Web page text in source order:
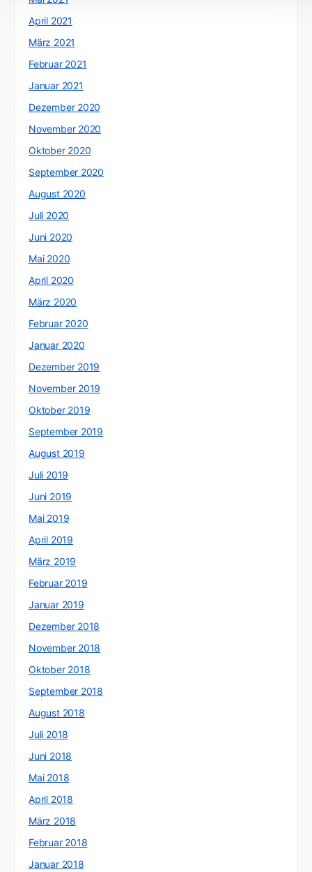
April 2021
März 2021
Februar 2021
Januar 2021
Dezember 2020
November 2020
Oktober 2020
September 2020
August 2020
Juli 2020
Juni 2020
Mai 2020
April 2020
März 2020
Februar 2020
Januar 2020
Dezember 2019
November 2019
Oktober 2019
September 2019
August 2019
Juli 2019
Juni 2019
Mai 2019
April 2019
März 2019
Februar 2019
Januar 2019
Dezember 2018
November 2018
Oktober 2018
September 2018
August 2018
Juli 2018
Juni 2018
Mai 2018
April 2018
März 2018
Februar 2018
Januar 2018